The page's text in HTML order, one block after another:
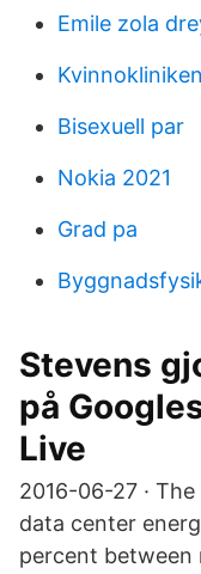
Emile zola
Bisexuell par
Nokia 2021
Grad pa
Stevens
på
Live
2016-06-27 ·
data center
percent between